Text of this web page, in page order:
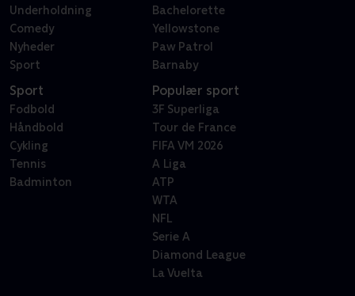
Underholdning
Comedy
Nyheder
Sport
Bachelorette
Yellowstone
Paw Patrol
Barnaby
Sport
Fodbold
Håndbold
Cykling
Tennis
Badminton
Populær sport
3F Superliga
Tour de France
FIFA VM 2026
A Liga
ATP
WTA
NFL
Serie A
Diamond League
La Vuelta